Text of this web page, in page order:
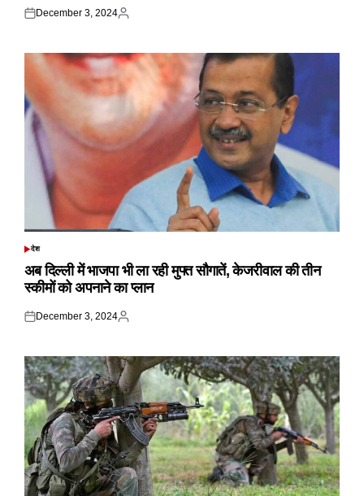
Posted
December 3, 2024
Posted
POSTED
देश
अब दिल्ली में भाजपा भी ला रही मुफ्त सौगातें, केजरीवाल की तीन
स्कीमों को अपनाने का प्लान
Posted
December 3, 2024
Posted